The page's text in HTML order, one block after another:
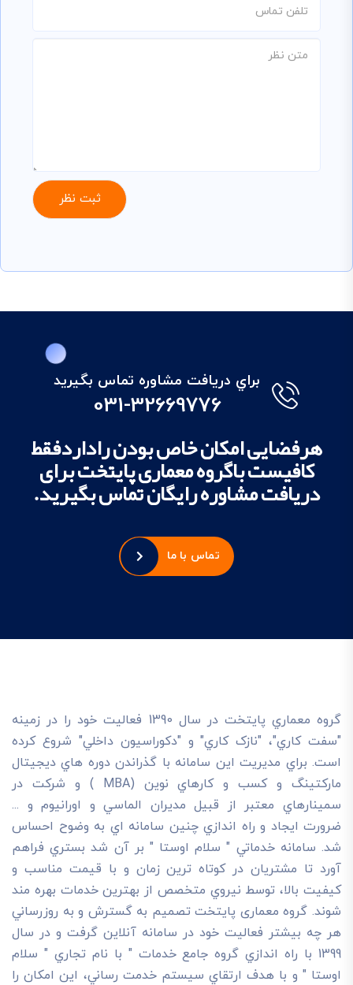
براي دريافت مشاوره تماس بگيريد
031-32669776
هرفضایی امکان خاص بودن راداردفقط
کافیست باگروه معماری پایتخت برای
دریافت مشاوره رایگان تماس بگیرید.
تماس با ما
گروه معماري پايتخت در سال 1390 فعاليت خود را در زمينه
"سفت کاري"، "نازک کاري" و "دکوراسيون داخلي" شروع کرده
است. براي مديريت اين سامانه با گذراندن دوره هاي ديجيتال
مارکتينگ و کسب و کارهاي نوين (MBA ) و شرکت در
سمينارهاي معتبر از قبيل مديران الماسي و اورانيوم و ...
ضرورت ايجاد و راه اندازي چنين سامانه اي به وضوح احساس
شد. سامانه خدماتي " سلام اوستا " بر آن شد بستري فراهم
آورد تا مشتريان در کوتاه ترين زمان و با قيمت مناسب و
کيفيت بالا، توسط نيروي متخصص از بهترين خدمات بهره مند
شوند. گروه معماری پایتخت تصميم به گسترش و به روزرساني
هر چه بيشتر فعاليت خود در سامانه آنلاين گرفت و در سال
1399 با راه اندازي گروه جامع خدمات " با نام تجاري " سلام
اوستا " و با هدف ارتقاي سيستم خدمت رساني، اين امکان را